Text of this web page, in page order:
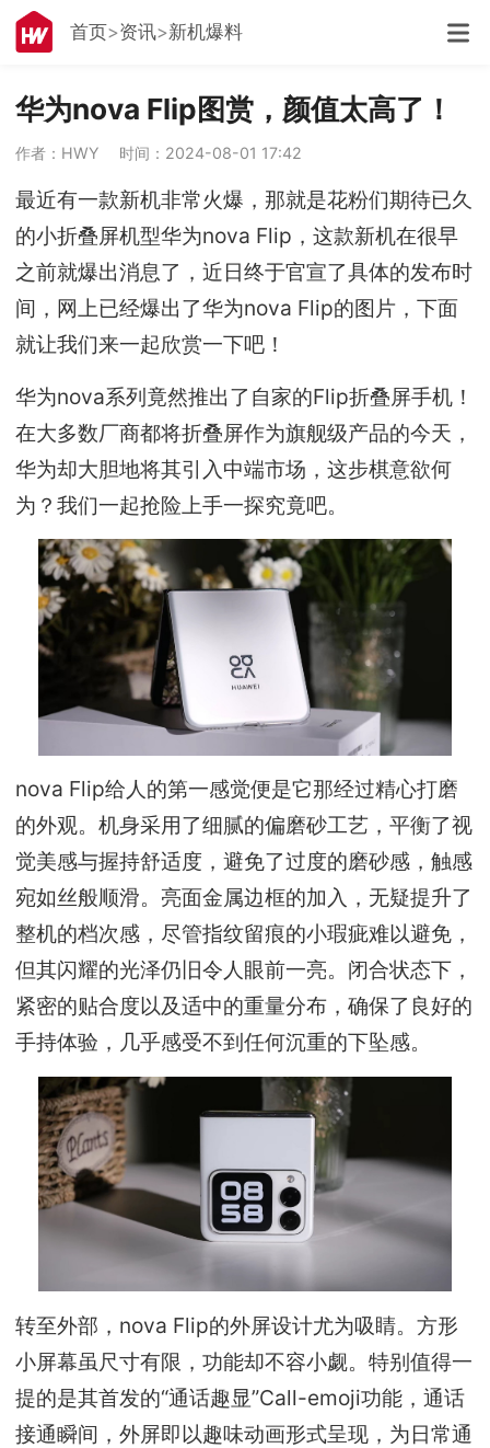
首页 资讯 新机爆料
华为nova Flip图赏，颜值太高了！
作者：HWY 时间：2024-08-01 17:42
最近有一款新机非常火爆，那就是花粉们期待已久
的小折叠屏机型华为nova Flip，这款新机在很早
之前就爆出消息了，近日终于官宣了具体的发布时
间，网上已经爆出了华为nova Flip的图片，下面
就让我们来一起欣赏一下吧！
华为nova系列竟然推出了自家的Flip折叠屏手机！
在大多数厂商都将折叠屏作为旗舰级产品的今天，
华为却大胆地将其引入中端市场，这步棋意欲何
为？我们一起抢险上手一探究竟吧。
nova Flip给人的第一感觉便是它那经过精心打磨
的外观。机身采用了细腻的偏磨砂工艺，平衡了视
觉美感与握持舒适度，避免了过度的磨砂感，触感
宛如丝般顺滑。亮面金属边框的加入，无疑提升了
整机的档次感，尽管指纹留痕的小瑕疵难以避免，
但其闪耀的光泽仍旧令人眼前一亮。闭合状态下，
紧密的贴合度以及适中的重量分布，确保了良好的
手持体验，几乎感受不到任何沉重的下坠感。
转至外部，nova Flip的外屏设计尤为吸睛。方形
小屏幕虽尺寸有限，功能却不容小觑。特别值得一
提的是其首发的“通话趣显”Call-emoji功能，通话
接通瞬间，外屏即以趣味动画形式呈现，为日常通